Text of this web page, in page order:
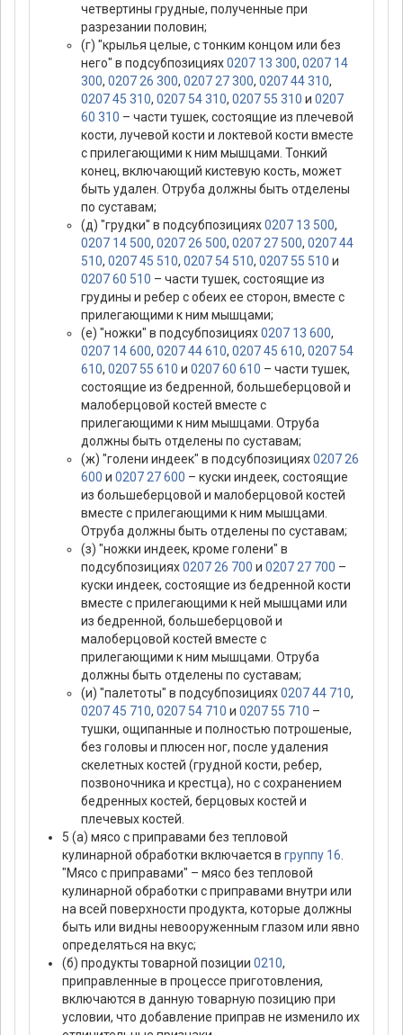
четвертины грудные, полученные при
разрезании половин;
(г) "крылья целые, с тонким концом или без
него" в подсубпозициях0207 13 300, 0207 14
300, 0207 26 300, 0207 27 300, 0207 44 310,
0207 45 310, 0207 54 310, 0207 55 310 и 0207
60 310 – части тушек, состоящие из плечевой
кости, лучевой кости и локтевой кости вместе
с прилегающими к ним мышцами. Тонкий
конец, включающий кистевую кость, может
быть удален. Отруба должны быть отделены
по суставам;
(д) "грудки" в подсубпозициях0207 13 500,
0207 14 500, 0207 26 500, 0207 27 500, 0207 44
510, 0207 45 510, 0207 54 510, 0207 55 510 и
0207 60 510 – части тушек, состоящие из
грудины и ребер с обеих ее сторон, вместе с
прилегающими к ним мышцами;
(е) "ножки" в подсубпозициях0207 13 600,
0207 14 600, 0207 44 610, 0207 45 610, 0207 54
610, 0207 55 610 и 0207 60 610 – части тушек,
состоящие из бедренной, большеберцовой и
малоберцовой костей вместе с
прилегающими к ним мышцами. Отруба
должны быть отделены по суставам;
(ж) "голени индеек" в подсубпозициях0207 26
600 и 0207 27 600 – куски индеек, состоящие
из большеберцовой и малоберцовой костей
вместе с прилегающими к ним мышцами.
Отруба должны быть отделены по суставам;
(з) "ножки индеек, кроме голени" в
подсубпозициях0207 26 700 и 0207 27 700 –
куски индеек, состоящие из бедренной кости
вместе с прилегающими к ней мышцами или
из бедренной, большеберцовой и
малоберцовой костей вместе с
прилегающими к ним мышцами. Отруба
должны быть отделены по суставам;
(и) "палетоты" в подсубпозициях0207 44 710,
0207 45 710, 0207 54 710 и 0207 55 710 –
тушки, ощипанные и полностью потрошеные,
без головы и плюсен ног, после удаления
скелетных костей (грудной кости, ребер,
позвоночника и крестца), но с сохранением
бедренных костей, берцовых костей и
плечевых костей.
5 (а) мясо с приправами без тепловой
кулинарной обработки включается в группу 16
"Мясо с приправами" – мясо без тепловой
кулинарной обработки с приправами внутри или
на всей поверхности продукта, которые должны
быть или видны невооруженным глазом или явно
определяться на вкус;
(б) продукты товарной позиции 0210,
приправленные в процессе приготовления,
включаются в данную товарную позицию при
условии, что добавление приправ не изменило их